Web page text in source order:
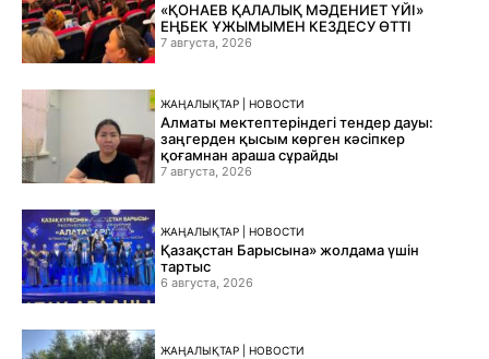
«ҚОНАЕВ ҚАЛАЛЫҚ МӘДЕНИЕТ ҮЙІ»
ЕҢБЕК ҰЖЫМЫМЕН КЕЗДЕСУ ӨТТІ
7 августа, 2026
ЖАҢАЛЫҚТАР | НОВОСТИ
Алматы мектептеріндегі тендер дауы:
заңгерден қысым көрген кәсіпкер
қоғамнан араша сұрайды
7 августа, 2026
ЖАҢАЛЫҚТАР | НОВОСТИ
Қазақстан Барысына» жолдама үшін
тартыс
6 августа, 2026
ЖАҢАЛЫҚТАР | НОВОСТИ